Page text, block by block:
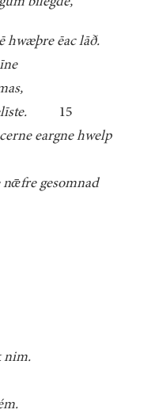
ēac lāð.
15
eargne hwelp
gesomnad
nim.